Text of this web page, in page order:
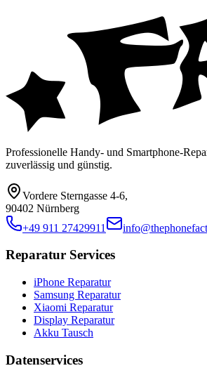
Professionelle Handy- und Smartphone-
zuverlässig und günstig.
Vordere Sterngasse 4-6,
90402 Nürnberg
+49 911 27429911
Reparatur Services
iPhone Reparatur
Samsung Reparatur
Xiaomi Reparatur
Display Reparatur
Akku Tausch
Datenservices